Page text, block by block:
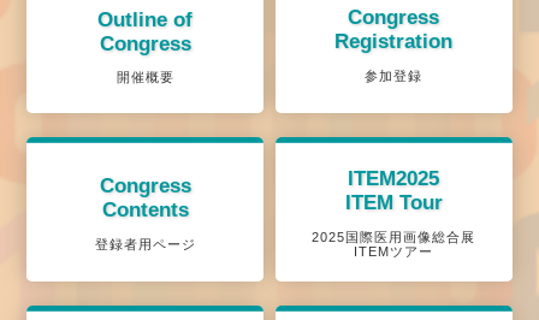
Outline of
Congress
開催概要
Congress
Registration
参加登録
Congress
Contents
登録者用ページ
ITEM2025
ITEM Tour
2025国際医用画像総合展
ITEMツアー